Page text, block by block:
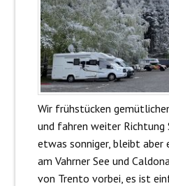
Wir frühstücken
und fahren weiter Richtung
etwas sonniger, bleibt aber
am Vahrner See und
von Trento vorbei, es ist